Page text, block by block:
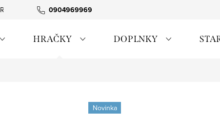
0904969969
Rýchla expedícia Tovar skladom
HRAČKY DOPLNKY
Novinka